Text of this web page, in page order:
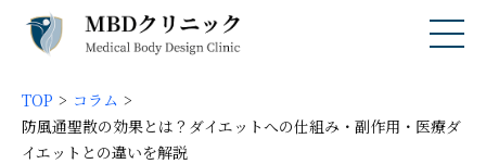
TOP
コラム
防風通聖散の効果とは？ダイエットへの仕組み・副作用・医療ダ
イエットとの違いを解説